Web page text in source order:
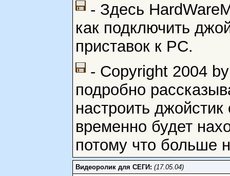
- Здесь
как подключить
приставок к РС.
- Copyright 2004
подробно
настроить
временно будет
потому что больше
Видеоролик для СЕГИ: (17.05.04)